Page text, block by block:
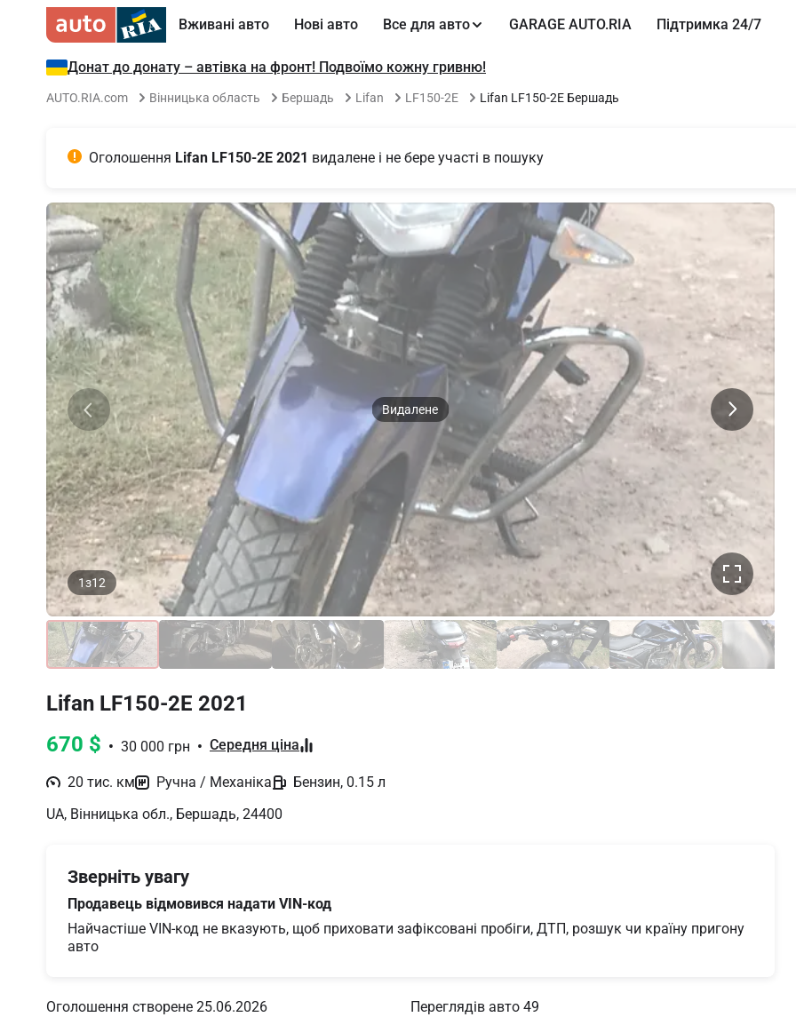
Вживані авто Нові авто Все для авто GARAGE AUTO.RIA Підтримка 24/7
Донат до донату – автівка на фронт! Подвоїмо кожну гривню!
AUTO.RIA.com Вінницька область Бершадь Lifan LF150-2E Lifan LF150-2E Бершадь
Оголошення Lifan LF150-2E 2021 видалене і не бере участі в пошуку
Item
1
of
12
1з12
Видалене
1
of
Lifan LF150-2E 2021
670 $
  •
30 000 грн
  •
Середня ціна
20 тис. км Ручна / Механіка
Бензин, 0.15 л
UA, Вінницька обл., Бершадь, 24400
Зверніть увагу
Продавець відмовився надати VIN-код
Найчастіше VIN-код не вказують, щоб приховати зафіксовані пробіги, ДТП, розшук чи країну пригону
авто
Оголошення створене 25.06.2026 Переглядів авто 49